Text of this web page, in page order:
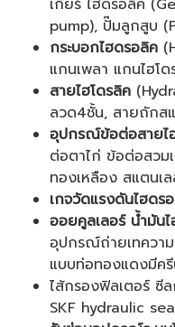
เกียร์ ไฮดรอลิค
pump), ปั๊มลูกสูบ
กระบอกไฮดรอลิค
แกนเพลา แกนไฮโ
สายไฮโดรลิค
ลวด4ชั้น, สายถักส
อุปกรณ์ข้อต่อสายไ
ต่อตาไก่ ข้อต่อสวม
ทองเหลือง สแตนเ
เกจวัดแรงดันไฮดร
ออยคูลเลอร์ น้ำมัน
อุปกรณ์ถ่ายเทควา
แบบท่อทองแดงมีค
ไส้กรองฟิลเตอร์ ซี
SKF hydraulic